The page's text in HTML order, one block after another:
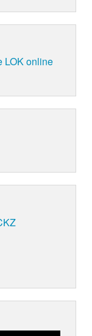
LOK online